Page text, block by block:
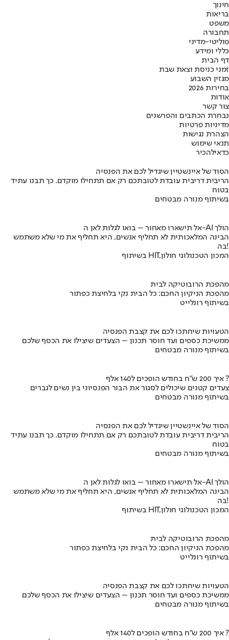
חינוך
בריאות
משפט
תחבורה
פוליטי-מדיני
כללי ומידע
דף הבית
זמני כניסת וצאת שבת
מגזין השבוע
בחירות 2026
אודות
צור קשר
נבחרת הכתבים והפרשנים
מדיניות פרטיות
הצהרת נגישות
תנאי שימוש
כדאילהכיר
הסוד של איינשטיין שיגדיל לכם את הפנסיה
הריבית דריבית עובדת לטובתכם רק אם תתחילו מוקדם. כך תבנו עתיד
בטוח
בשיתוף מנורה מבטחים
אל תישארו מאחור – בואו לגלות לאן ה-AI הולך
הבינה המלאכותית לא תחליף אנשים, היא תחליף את מי שלא משתמש
בה!
בשיתוף HIT,המכון הטכנולוגי חולון
מהפכת הרובוטיקה לבית
מהפכת הניקיון החכם: כל הבית נקי בלחיצת כפתור
בשיתוף רונלייט
הטעויות שיחתכו לכם את קצבת הפנסיה
ממשיכת כספים ועד חוסר תכנון – הצעדים שיצילו את הכסף שלכם
בשיתוף מנורה מבטחים
איך 200 ש"ח בחודש הופכים ל140 אלף ?
צעדים קטנים שיכולים לסגור את הבור הפנסיוני בין נשים לגברים
בשיתוף מנורה מבטחים
הסוד של איינשטיין שיגדיל לכם את הפנסיה
הריבית דריבית עובדת לטובתכם רק אם תתחילו מוקדם. כך תבנו עתיד
בטוח
בשיתוף מנורה מבטחים
אל תישארו מאחור – בואו לגלות לאן ה-AI הולך
הבינה המלאכותית לא תחליף אנשים, היא תחליף את מי שלא משתמש
בה!
בשיתוף HIT,המכון הטכנולוגי חולון
מהפכת הרובוטיקה לבית
מהפכת הניקיון החכם: כל הבית נקי בלחיצת כפתור
בשיתוף רונלייט
הטעויות שיחתכו לכם את קצבת הפנסיה
ממשיכת כספים ועד חוסר תכנון – הצעדים שיצילו את הכסף שלכם
בשיתוף מנורה מבטחים
איך 200 ש"ח בחודש הופכים ל140 אלף ?